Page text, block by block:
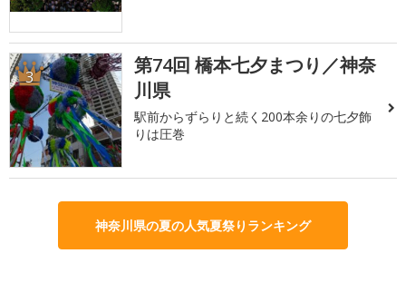
3
第74回 橋本七夕まつり／神奈
川県
駅前からずらりと続く200本余りの七夕飾
りは圧巻
神奈川県の夏の人気夏祭りランキング